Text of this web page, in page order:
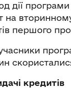
дії
на
першого
учасники
кредитів